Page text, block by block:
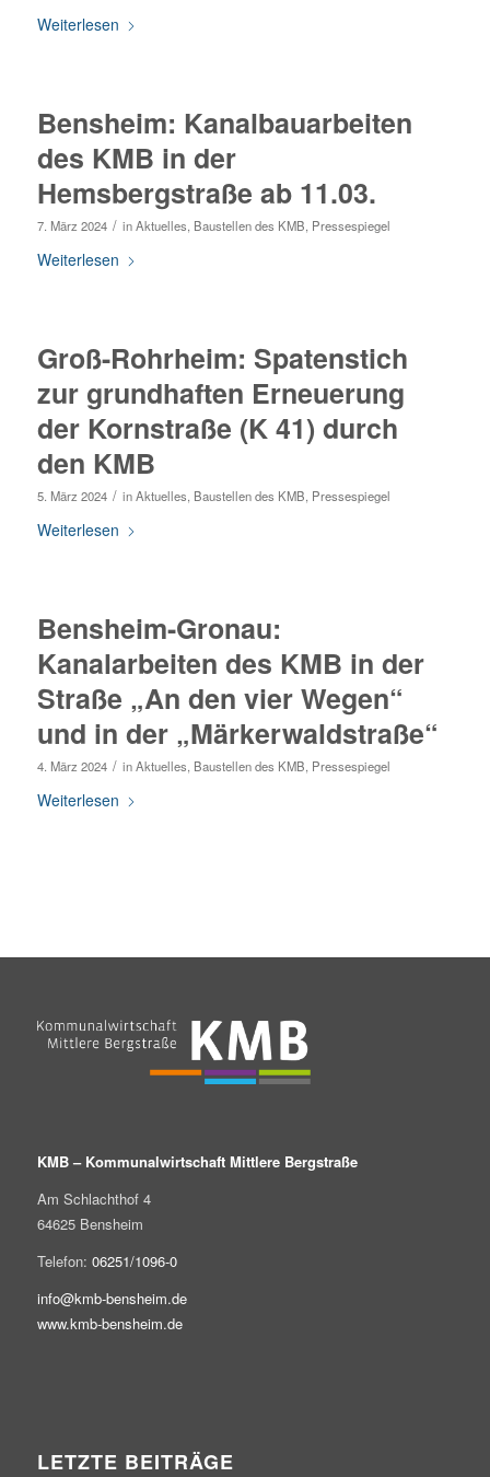
Weiterlesen
Bensheim: Kanalbauarbeiten
des KMB in der
Hemsbergstraße ab 11.03.
7. März 2024 / inAktuelles, Baustellen des KMB, Pressespiegel
Weiterlesen
Groß-Rohrheim: Spatenstich
zur grundhaften Erneuerung
der Kornstraße (K 41) durch
den KMB
5. März 2024 / inAktuelles, Baustellen des KMB, Pressespiegel
Weiterlesen
Bensheim-Gronau:
Kanalarbeiten des KMB in der
Straße „An den vier Wegen“
und in der „Märkerwaldstraße“
4. März 2024 / inAktuelles, Baustellen des KMB, Pressespiegel
Weiterlesen
KMB – Kommunalwirtschaft Mittlere Bergstraße
Am Schlachthof 4
64625 Bensheim
Telefon: 06251/1096-0
info@kmb-bensheim.de
www.kmb-bensheim.de
LETZTE BEITRÄGE